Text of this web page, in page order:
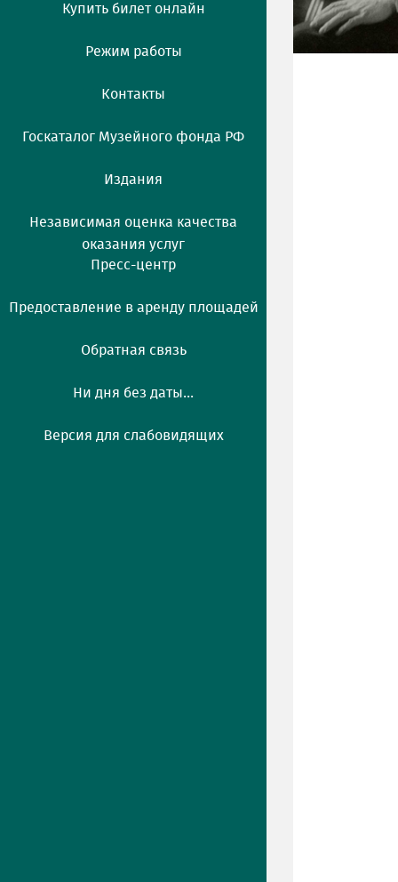
Купить билет онлайн
Режим работы
Контакты
Госкаталог Музейного фонда РФ
Издания
Независимая оценка качества
оказания услуг
Пресс-центр
Предоставление в аренду площадей
Обратная связь
Ни дня без даты...
Версия для слабовидящих